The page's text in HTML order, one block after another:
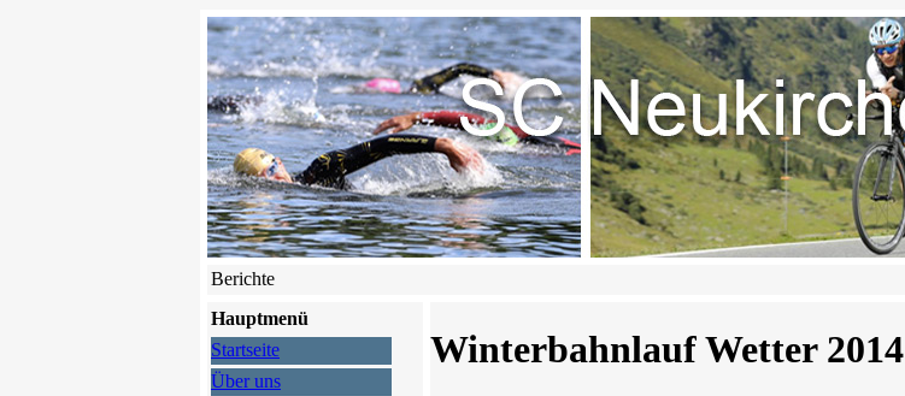
Berichte
Hauptmenü
Startseite
Über uns
Winterbahnlauf Wetter 2014